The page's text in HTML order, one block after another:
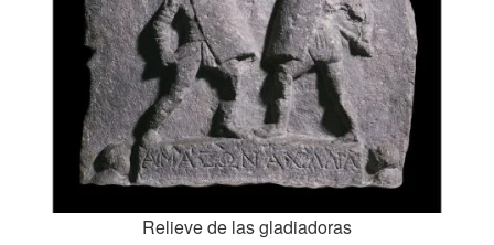
Relieve de las gladiadoras